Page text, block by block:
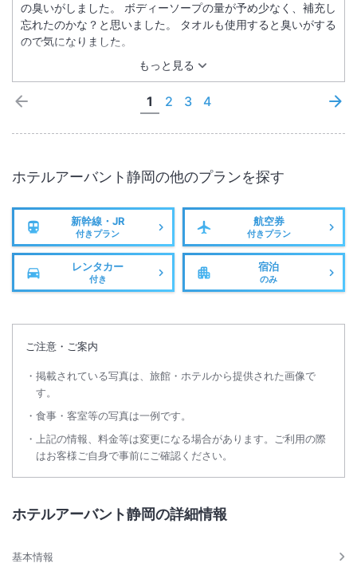
もっと見る
の臭いがしました。 ボディーソープの量が予め少なく、補充し
忘れたのかな？と思いました。 タオルも使用すると臭いがする
ので気になりました。
1 2 3 4
ホテルアーバント静岡の他のプランを探す
新幹線・JR
付きプラン
航空券
付きプラン
レンタカー
付き
宿泊
のみ
ご注意・ご案内
掲載されている写真は、旅館・ホテルから提供された画像で
す。
食事・客室等の写真は一例です。
上記の情報、料金等は変更になる場合があります。ご利用の際
はお客様ご自身で事前にご確認ください。
ホテルアーバント静岡の詳細情報
基本情報